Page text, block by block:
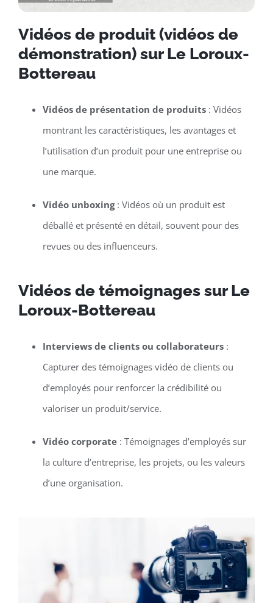
Vidéos de produit (vidéos de
démonstration) sur Le Loroux-
Bottereau
Vidéos de présentation de produits: Vidéos
montrant les caractéristiques, les avantages et
l’utilisation d’un produit pour une entreprise ou
une marque.
Vidéo unboxing: Vidéos où un produit est
déballé et présenté en détail, souvent pour des
revues ou des influenceurs.
Vidéos de témoignages sur Le
Loroux-Bottereau
Interviews de clients ou collaborateurs:
Capturer des témoignages vidéo de clients ou
d’employés pour renforcer la crédibilité ou
valoriser un produit/service.
Vidéo corporate: Témoignages d’employés sur
la culture d’entreprise, les projets, ou les valeurs
d’une organisation.